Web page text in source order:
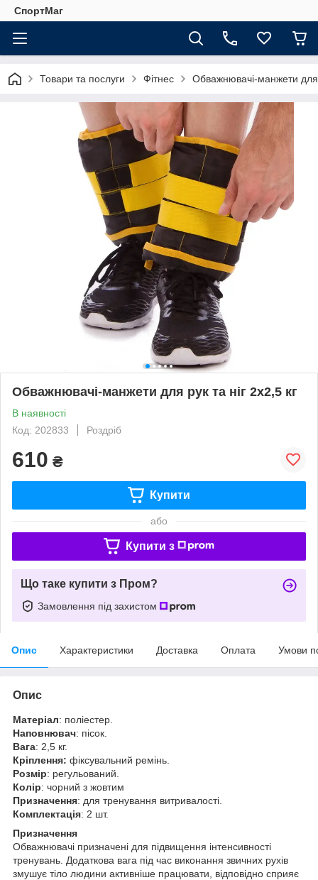
СпортМаг
Товари та послуги Фітнес Обважнювачі-манжети для
Обважнювачі-манжети для рук та ніг 2x2,5 кг
В наявності
Код: 202833
Роздріб
610 ₴
Купити
або
Купити з
Що таке купити з Пром?
Замовлення під захистом
Опис Характеристики Доставка Оплата Умови
Опис
Матеріал: поліестер.
Наповнювач: пісок.
Вага: 2,5 кг.
Кріплення: фіксувальний ремінь.
Розмір: регульований.
Колір: чорний з жовтим
Призначення: для тренування витривалості.
Комплектація: 2 шт.
Призначення
Обважнювачі призначені для підвищення інтенсивності
тренувань. Додаткова вага під час виконання звичних рухів
змушує тіло людини активніше працювати, відповідно сприяє